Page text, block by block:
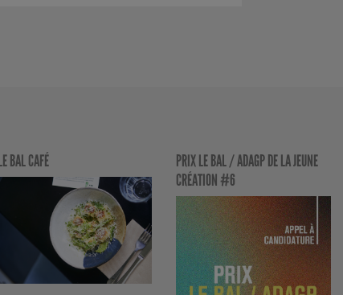
BAL CAFÉ
PRIX LE BAL / ADAGP DE LA JEUNE
CRÉATION #6